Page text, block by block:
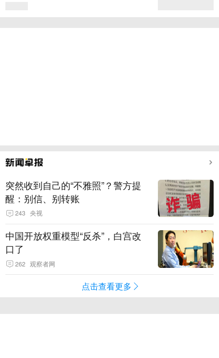
突然收到自己的“不雅照”？警方提
醒：别信、别转账
243 央视
中国开放权重模型“反杀”，白宫改
口了
262 观察者网
点击查看更多